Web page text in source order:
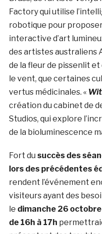
Factory qui utilise
robotique pour
interactive d’art
des artistes australiens
de la fleur de pissenlit
le vent, que certaines
vertus médicinales. «
création du cabinet de
Studios, qui explore
de la bioluminescence
Fort du succès des
lors des précédentes
rendent l’événement
visiteurs ayant des
le dimanche 26
de 16h à 17h